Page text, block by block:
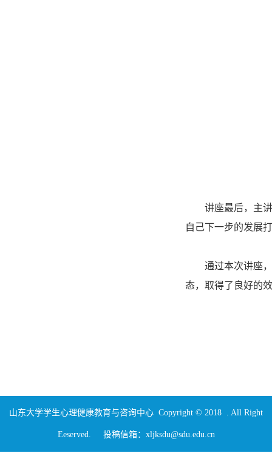
讲座最后，主
自己下一步的发展
通过本次讲座
态，取得了良好的
山东大学学生心理健康教育与咨询中心 Copyright © 2018 . All Right
Eeserved. 投稿信箱：xljksdu@sdu.edu.cn